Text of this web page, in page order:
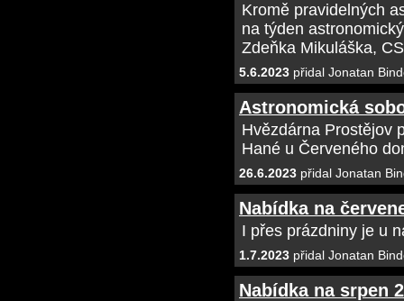
Kromě pravidelných
na týden
Zdeňka Mikuláška,
5.6.2023 přidal Jonatan
Astronomická
Hvězdárna Prostějov
Hané u Červeného
26.6.2023 přidal Jonatan
Nabídka na
I přes prázdniny je u
1.7.2023 přidal Jonatan
Nabídka na srpen